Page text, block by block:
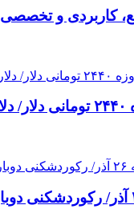
کاربردی و تخصصی